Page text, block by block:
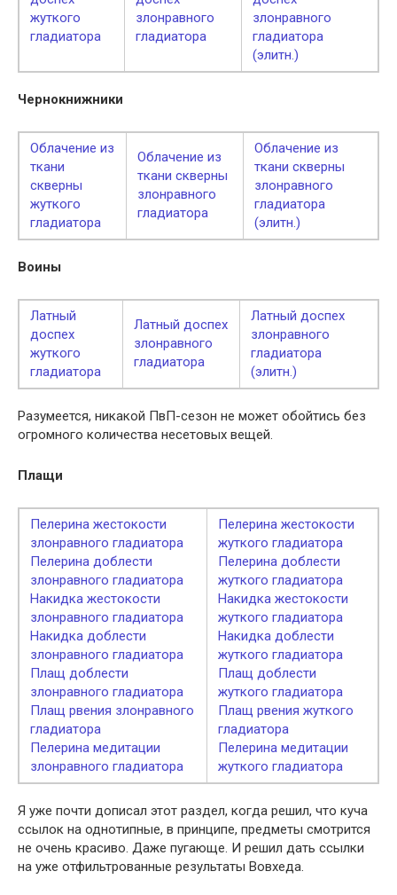
жуткого
гладиатора
злонравного
гладиатора
злонравного
гладиатора
(элитн.)
Чернокнижники
Облачение из
ткани
скверны
жуткого
гладиатора
Облачение из
ткани скверны
злонравного
гладиатора
Облачение из
ткани скверны
злонравного
гладиатора
(элитн.)
Воины
Латный
доспех
жуткого
гладиатора
Латный доспех
злонравного
гладиатора
Латный доспех
злонравного
гладиатора
(элитн.)
Разумеется, никакой ПвП-сезон не может обойтись без
огромного количества несетовых вещей.
Плащи
Пелерина жестокости
злонравного гладиатора
Пелерина доблести
злонравного гладиатора
Накидка жестокости
злонравного гладиатора
Накидка доблести
злонравного гладиатора
Плащ доблести
злонравного гладиатора
Плащ рвения злонравного
гладиатора
Пелерина медитации
злонравного гладиатора
Пелерина жестокости
жуткого гладиатора
Пелерина доблести
жуткого гладиатора
Накидка жестокости
жуткого гладиатора
Накидка доблести
жуткого гладиатора
Плащ доблести
жуткого гладиатора
Плащ рвения жуткого
гладиатора
Пелерина медитации
жуткого гладиатора
Я уже почти дописал этот раздел, когда решил, что куча
ссылок на однотипные, в принципе, предметы смотрится
не очень красиво. Даже пугающе. И решил дать ссылки
на уже отфильтрованные результаты Вовхеда.